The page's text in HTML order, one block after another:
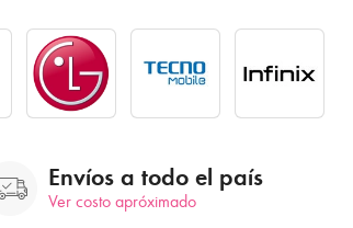
Envíos a todo el país
Ver costo apróximado